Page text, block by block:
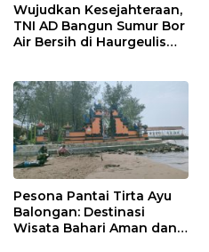
Wujudkan Kesejahteraan,
TNI AD Bangun Sumur Bor
Air Bersih di Haurgeulis
Pesona Pantai Tirta Ayu
Balongan: Destinasi
Wisata Bahari Aman dan